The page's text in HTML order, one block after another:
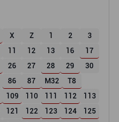
X Z 1 2
3
11 12 13 16
17
26 27 28 29
30
86 87 M32
T8
109 110 111 112
113
121 122 123 124
125